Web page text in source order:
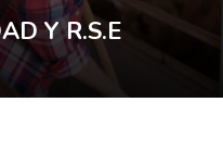
Y R.S.E